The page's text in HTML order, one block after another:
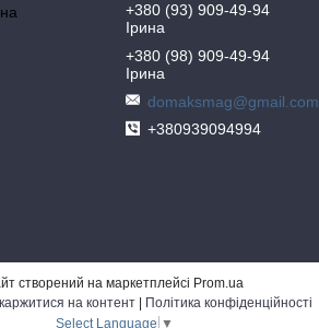
+380 (93) 909-49-94
Ірина
+380 (98) 909-49-94
Ірина
domaksmag@gmail.com
+380939094994
створений на маркетплейсі Prom.ua
на контент
Політика конфіденційності
Select Language ▼